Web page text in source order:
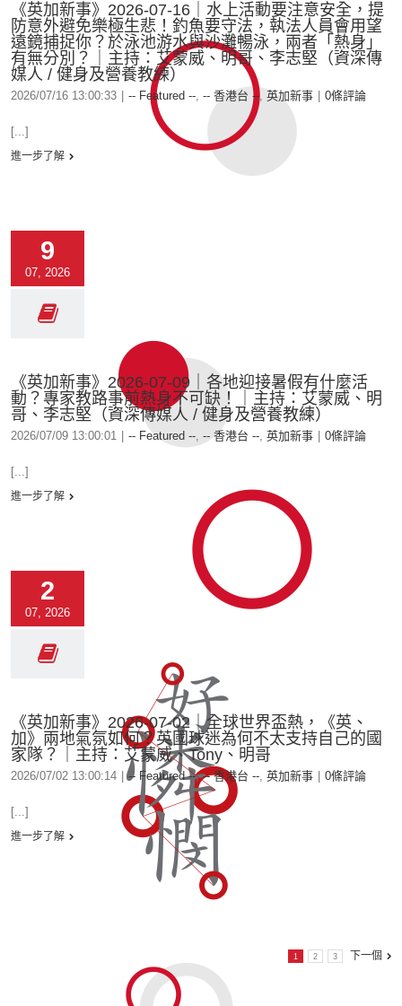
《英加新事》2026-07-16｜水上活動要注意安全，提
防意外避免樂極生悲！釣魚要守法，執法人員會用望
遠鏡捕捉你？於泳池游水與沙灘暢泳，兩者「熱身」
有無分別？｜主持：艾蒙威、明哥、李志堅（資深傳
媒人 / 健身及營養教練）
2026/07/16 13:00:33 -- Featured --, -- 香港台 --, 英加新事 0條評論
[...]
進一步了解
9
07, 2026
《英加新事》2026-07-09｜各地迎接暑假有什麼活
動？專家教路事前熱身不可缺！｜主持：艾蒙威、明
哥、李志堅（資深傳媒人 / 健身及營養教練）
2026/07/09 13:00:01 -- Featured --, -- 香港台 --, 英加新事 0條評論
[...]
進一步了解
2
07, 2026
《英加新事》2026-07-02｜全球世界盃熱，《英、
加》兩地氣氛如何？英國球迷為何不太支持自己的國
家隊？｜主持：艾蒙威、Tony、明哥
2026/07/02 13:00:14 -- Featured --,-- 香港台 --, 英加新事 0條評論
[...]
進一步了解
1 2 3 下一個